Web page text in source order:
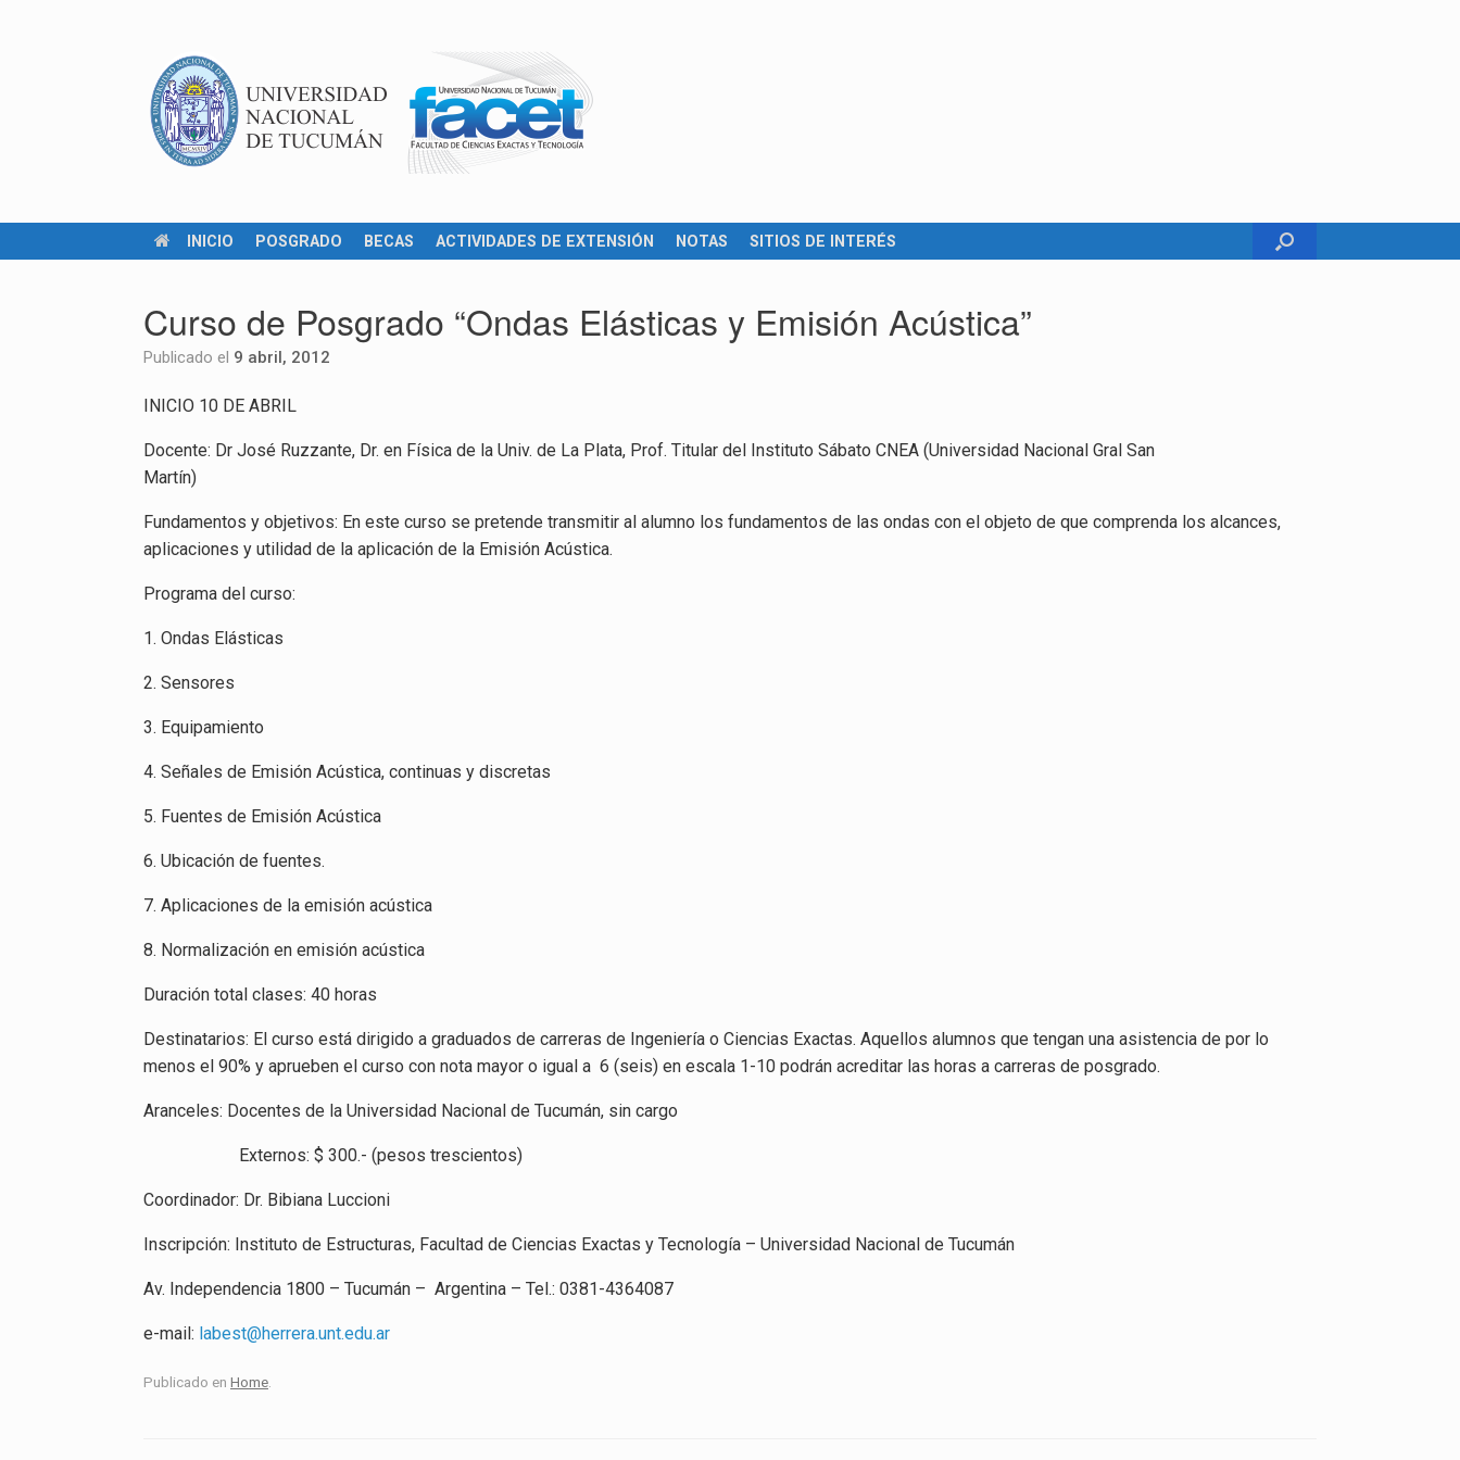
INICIO POSGRADO BECAS ACTIVIDADES DE EXTENSIÓN NOTAS SITIOS DE INTERÉS
Curso de Posgrado “Ondas Elásticas y Emisión Acústica”
Publicado el 9 abril, 2012
INICIO 10 DE ABRIL
Docente: Dr José Ruzzante, Dr. en Física de la Univ. de La Plata, Prof. Titular del Instituto Sábato CNEA (Universidad Nacional Gral San
Martín)
Fundamentos y objetivos: En este curso se pretende transmitir al alumno los fundamentos de las ondas con el objeto de que comprenda los alcances,
aplicaciones y utilidad de la aplicación de la Emisión Acústica.
Programa del curso:
1. Ondas Elásticas
2. Sensores
3. Equipamiento
4. Señales de Emisión Acústica, continuas y discretas
5. Fuentes de Emisión Acústica
6. Ubicación de fuentes.
7. Aplicaciones de la emisión acústica
8. Normalización en emisión acústica
Duración total clases: 40 horas
Destinatarios: El curso está dirigido a graduados de carreras de Ingeniería o Ciencias Exactas. Aquellos alumnos que tengan una asistencia de por lo
menos el 90% y aprueben el curso con nota mayor o igual a 6 (seis) en escala 1-10 podrán acreditar las horas a carreras de posgrado.
Aranceles: Docentes de la Universidad Nacional de Tucumán, sin cargo
Externos: $ 300.- (pesos trescientos)
Coordinador: Dr. Bibiana Luccioni
Inscripción: Instituto de Estructuras, Facultad de Ciencias Exactas y Tecnología – Universidad Nacional de Tucumán
Av. Independencia 1800 – Tucumán – Argentina – Tel.: 0381-4364087
e-mail: labest@herrera.unt.edu.ar
Publicado en Home.